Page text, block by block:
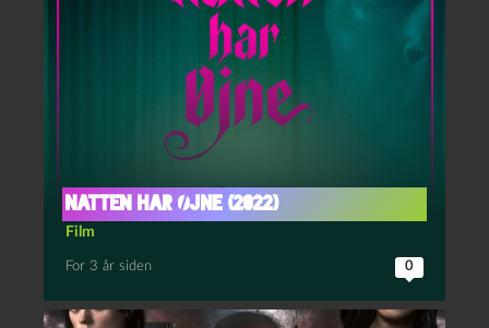
Natten har øjne (2022)
Film
For 3 år siden 0